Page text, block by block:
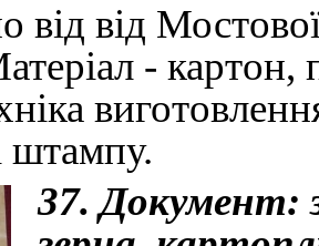
від від
- картон,
штампу.
37. Документ: